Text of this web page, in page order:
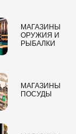
МАГАЗИНЫ
ОРУЖИЯ И
РЫБАЛКИ
МАГАЗИНЫ
ПОСУДЫ